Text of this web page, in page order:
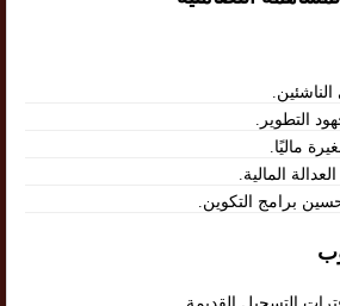
التطوير.
ماليًا.
المالية.
برامج التكوين.